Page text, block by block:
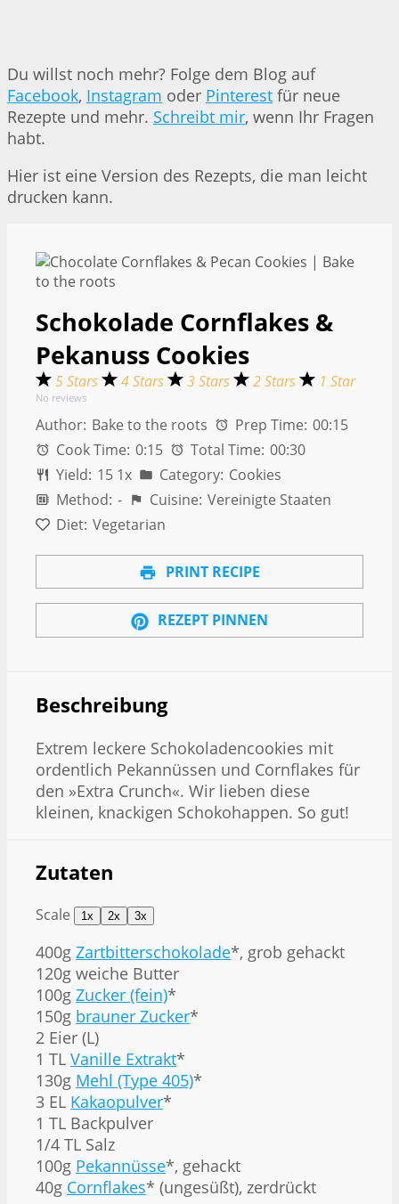
Du willst noch mehr? Folge dem Blog auf
Facebook, Instagram oder Pinterest für neue
Rezepte und mehr. Schreibt mir, wenn Ihr Fragen
habt.
Hier ist eine Version des Rezepts, die man leicht
drucken kann.
Schokolade Cornflakes &
Pekanuss Cookies
5 Stars 4 Stars 3 Stars 2 Stars 1 Star
No reviews
Author: Bake to the roots Prep Time: 00:15
Cook Time: 0:15 Total Time: 00:30
Yield: 15 1x Category: Cookies
Method: - Cuisine: Vereinigte Staaten
Diet: Vegetarian
PRINT RECIPE
REZEPT PINNEN
Beschreibung
Extrem leckere Schokoladencookies mit
ordentlich Pekannüssen und Cornflakes für
den »Extra Crunch«. Wir lieben diese
kleinen, knackigen Schokohappen. So gut!
Zutaten
Scale 1x 2x 3x
400g Zartbitterschokolade*, grob gehackt
120g weiche Butter
100g Zucker (fein)*
150g brauner Zucker*
2 Eier (L)
1 TL Vanille Extrakt*
130g Mehl (Type 405)*
3 EL Kakaopulver*
1 TL Backpulver
1/4 TL Salz
100g Pekannüsse*, gehackt
40g Cornflakes* (ungesüßt), zerdrückt